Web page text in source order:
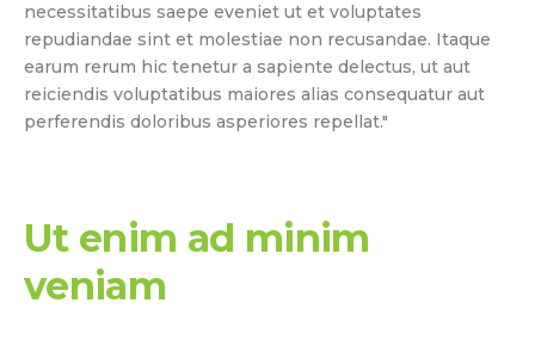
necessitatibus saepe eveniet ut et voluptates
repudiandae sint et molestiae non recusandae. Itaque
earum rerum hic tenetur a sapiente delectus, ut aut
reiciendis voluptatibus maiores alias consequatur aut
perferendis doloribus asperiores repellat."
Ut enim ad minim
veniam